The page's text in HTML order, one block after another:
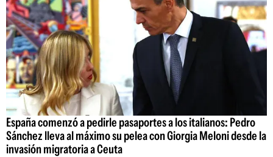
España comenzó a pedirle pasaportes a los italianos: Pedro
Sánchez lleva al máximo su pelea con Giorgia Meloni desde la
invasión migratoria a Ceuta